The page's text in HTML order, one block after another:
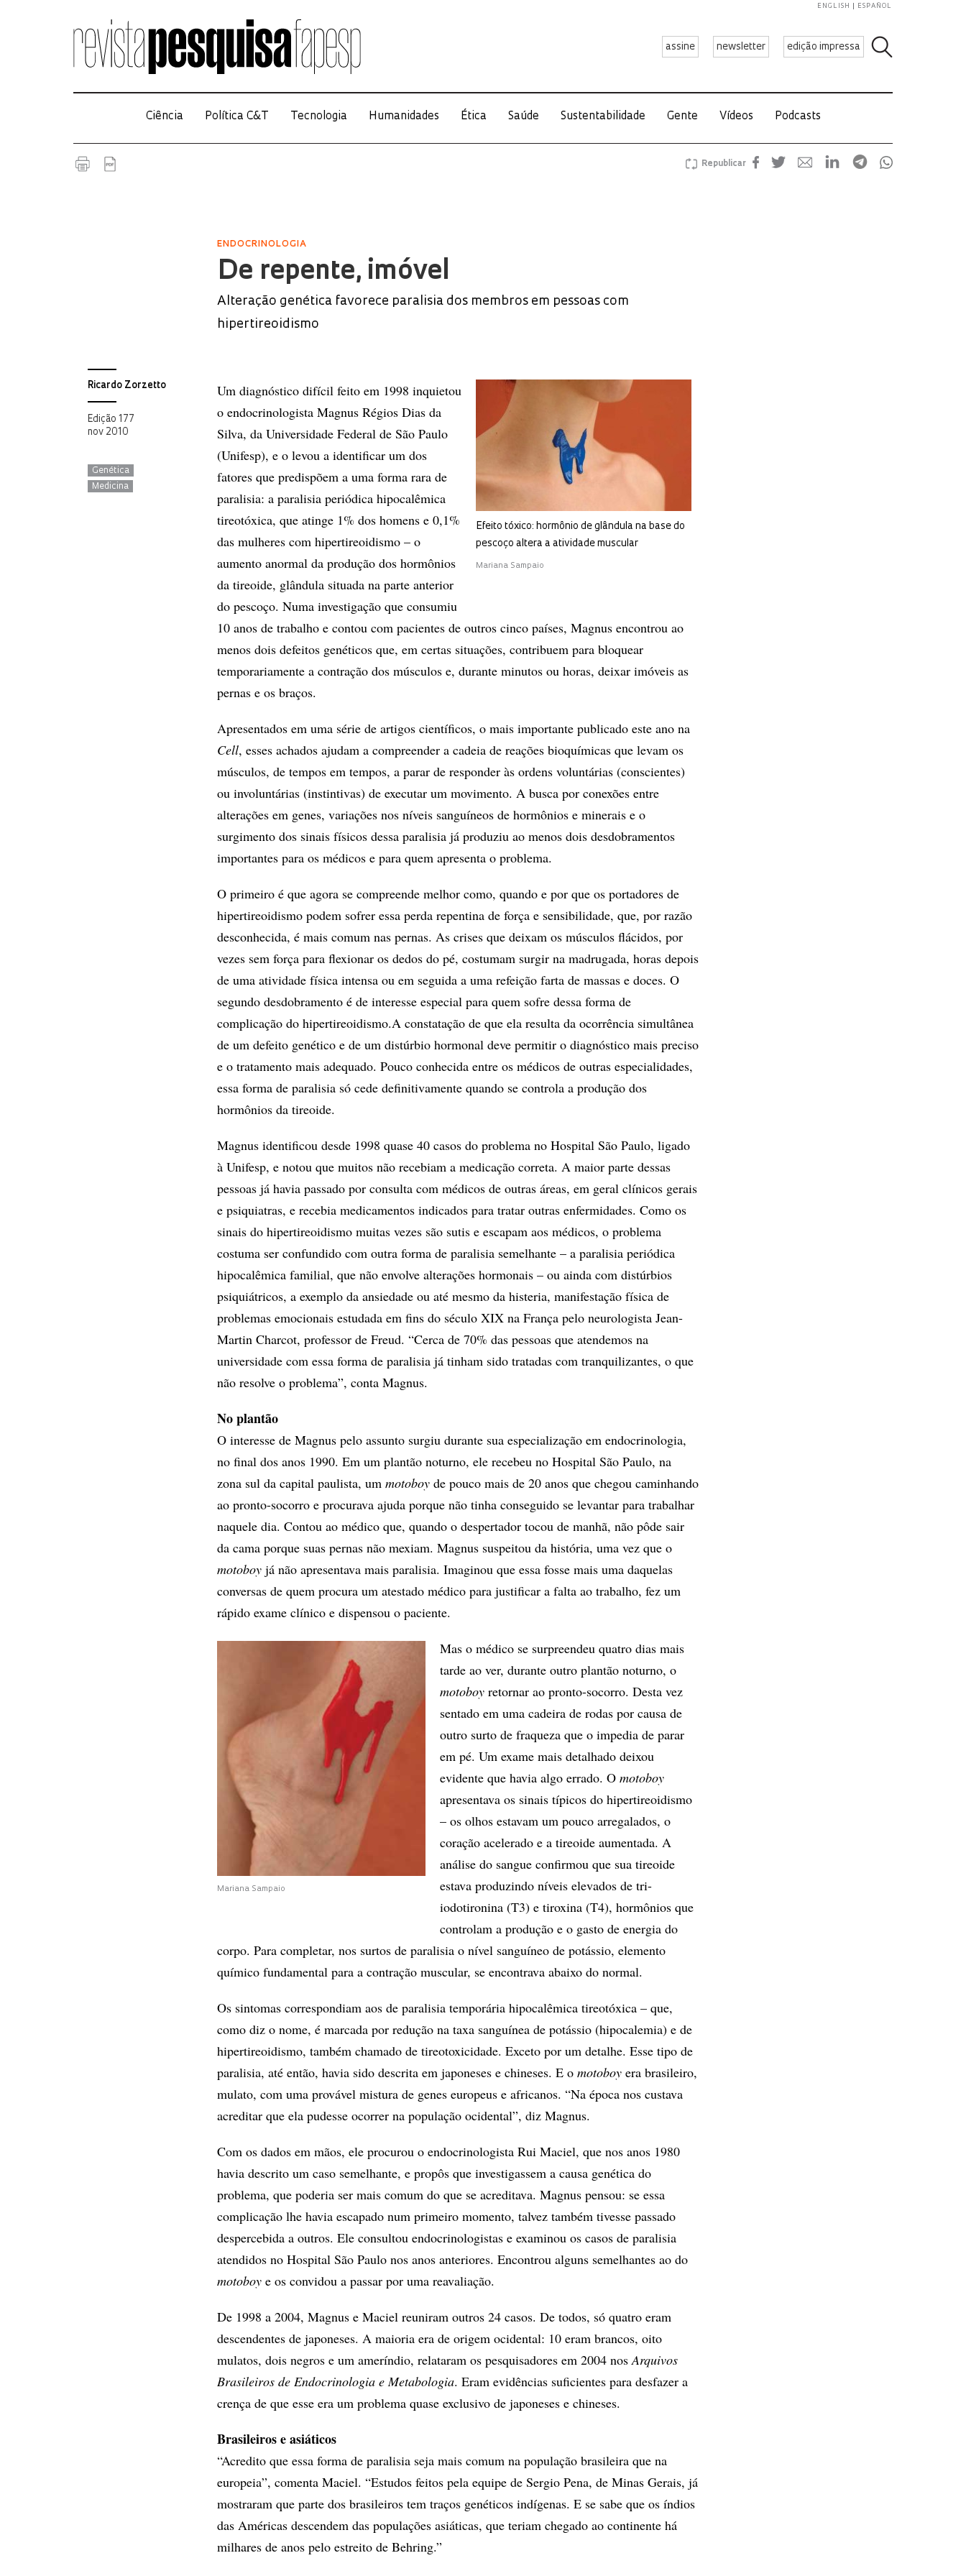
assine newsletter edição impressa
ENGLISH ESPAÑOL
Ciência Política C&T Tecnologia Humanidades Ética Saúde Sustentabilidade Gente Vídeos Podcasts
Republicar
ENDOCRINOLOGIA
De repente, imóvel
Alteração genética favorece paralisia dos membros em pessoas com
hipertireoidismo
Ricardo Zorzetto
Edição 177
nov 2010
Genética
Medicina
Efeito tóxico: hormônio de glândula na base do
pescoço altera a atividade muscular
Mariana Sampaio
Um diagnóstico difícil feito em 1998 inquietou
o endocrinologista Magnus Régios Dias da
Silva, da Universidade Federal de São Paulo
(Unifesp), e o levou a identificar um dos
fatores que predispõem a uma forma rara de
paralisia: a paralisia periódica hipocalêmica
tireotóxica, que atinge 1% dos homens e 0,1%
das mulheres com hipertireoidismo – o
aumento anormal da produção dos hormônios
da tireoide, glândula situada na parte anterior
do pescoço. Numa investigação que consumiu
10 anos de trabalho e contou com pacientes de outros cinco países, Magnus encontrou ao
menos dois defeitos genéticos que, em certas situações, contribuem para bloquear
temporariamente a contração dos músculos e, durante minutos ou horas, deixar imóveis as
pernas e os braços.
Apresentados em uma série de artigos científicos, o mais importante publicado este ano na
Cell, esses achados ajudam a compreender a cadeia de reações bioquímicas que levam os
músculos, de tempos em tempos, a parar de responder às ordens voluntárias (conscientes)
ou involuntárias (instintivas) de executar um movimento. A busca por conexões entre
alterações em genes, variações nos níveis sanguíneos de hormônios e minerais e o
surgimento dos sinais físicos dessa paralisia já produziu ao menos dois desdobramentos
importantes para os médicos e para quem apresenta o problema.
O primeiro é que agora se compreende melhor como, quando e por que os portadores de
hipertireoidismo podem sofrer essa perda repentina de força e sensibilidade, que, por razão
desconhecida, é mais comum nas pernas. As crises que deixam os músculos flácidos, por
vezes sem força para flexionar os dedos do pé, costumam surgir na madrugada, horas depois
de uma atividade física intensa ou em seguida a uma refeição farta de massas e doces. O
segundo desdobramento é de interesse especial para quem sofre dessa forma de
complicação do hipertireoidismo.A constatação de que ela resulta da ocorrência simultânea
de um defeito genético e de um distúrbio hormonal deve permitir o diagnóstico mais preciso
e o tratamento mais adequado. Pouco conhecida entre os médicos de outras especialidades,
essa forma de paralisia só cede definitivamente quando se controla a produção dos
hormônios da tireoide.
Magnus identificou desde 1998 quase 40 casos do problema no Hospital São Paulo, ligado
à Unifesp, e notou que muitos não recebiam a medicação correta. A maior parte dessas
pessoas já havia passado por consulta com médicos de outras áreas, em geral clínicos gerais
e psiquiatras, e recebia medicamentos indicados para tratar outras enfermidades. Como os
sinais do hipertireoidismo muitas vezes são sutis e escapam aos médicos, o problema
costuma ser confundido com outra forma de paralisia semelhante – a paralisia periódica
hipocalêmica familial, que não envolve alterações hormonais – ou ainda com distúrbios
psiquiátricos, a exemplo da ansiedade ou até mesmo da histeria, manifestação física de
problemas emocionais estudada em fins do século XIX na França pelo neurologista Jean-
Martin Charcot, professor de Freud. “Cerca de 70% das pessoas que atendemos na
universidade com essa forma de paralisia já tinham sido tratadas com tranquilizantes, o que
não resolve o problema”, conta Magnus.
No plantão
O interesse de Magnus pelo assunto surgiu durante sua especialização em endocrinologia,
no final dos anos 1990. Em um plantão noturno, ele recebeu no Hospital São Paulo, na
zona sul da capital paulista, um motoboy de pouco mais de 20 anos que chegou caminhando
ao pronto-socorro e procurava ajuda porque não tinha conseguido se levantar para trabalhar
naquele dia. Contou ao médico que, quando o despertador tocou de manhã, não pôde sair
da cama porque suas pernas não mexiam. Magnus suspeitou da história, uma vez que o
motoboy já não apresentava mais paralisia. Imaginou que essa fosse mais uma daquelas
conversas de quem procura um atestado médico para justificar a falta ao trabalho, fez um
rápido exame clínico e dispensou o paciente.
Mariana Sampaio
Mas o médico se surpreendeu quatro dias mais
tarde ao ver, durante outro plantão noturno, o
motoboy retornar ao pronto-socorro. Desta vez
sentado em uma cadeira de rodas por causa de
outro surto de fraqueza que o impedia de parar
em pé. Um exame mais detalhado deixou
evidente que havia algo errado. O motoboy
apresentava os sinais típicos do hipertireoidismo
– os olhos estavam um pouco arregalados, o
coração acelerado e a tireoide aumentada. A
análise do sangue confirmou que sua tireoide
estava produzindo níveis elevados de tri-
iodotironina (T3) e tiroxina (T4), hormônios que
controlam a produção e o gasto de energia do
corpo. Para completar, nos surtos de paralisia o nível sanguíneo de potássio, elemento
químico fundamental para a contração muscular, se encontrava abaixo do normal.
Os sintomas correspondiam aos de paralisia temporária hipocalêmica tireotóxica – que,
como diz o nome, é marcada por redução na taxa sanguínea de potássio (hipocalemia) e de
hipertireoidismo, também chamado de tireotoxicidade. Exceto por um detalhe. Esse tipo de
paralisia, até então, havia sido descrita em japoneses e chineses. E o motoboy era brasileiro,
mulato, com uma provável mistura de genes europeus e africanos. “Na época nos custava
acreditar que ela pudesse ocorrer na população ocidental”, diz Magnus.
Com os dados em mãos, ele procurou o endocrinologista Rui Maciel, que nos anos 1980
havia descrito um caso semelhante, e propôs que investigassem a causa genética do
problema, que poderia ser mais comum do que se acreditava. Magnus pensou: se essa
complicação lhe havia escapado num primeiro momento, talvez também tivesse passado
despercebida a outros. Ele consultou endocrinologistas e examinou os casos de paralisia
atendidos no Hospital São Paulo nos anos anteriores. Encontrou alguns semelhantes ao do
motoboy e os convidou a passar por uma reavaliação.
De 1998 a 2004, Magnus e Maciel reuniram outros 24 casos. De todos, só quatro eram
descendentes de japoneses. A maioria era de origem ocidental: 10 eram brancos, oito
mulatos, dois negros e um ameríndio, relataram os pesquisadores em 2004 nosArquivos
Brasileiros de Endocrinologia e Metabologia. Eram evidências suficientes para desfazer a
crença de que esse era um problema quase exclusivo de japoneses e chineses.
Brasileiros e asiáticos
“Acredito que essa forma de paralisia seja mais comum na população brasileira que na
europeia”, comenta Maciel. “Estudos feitos pela equipe de Sergio Pena, de Minas Gerais, já
mostraram que parte dos brasileiros tem traços genéticos indígenas. E se sabe que os índios
das Américas descendem das populações asiáticas, que teriam chegado ao continente há
milhares de anos pelo estreito de Behring.”